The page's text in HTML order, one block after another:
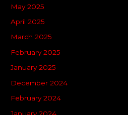
May 2025
April 2025
March 2025
February 2025
January 2025
December 2024
February 2024
January 2024